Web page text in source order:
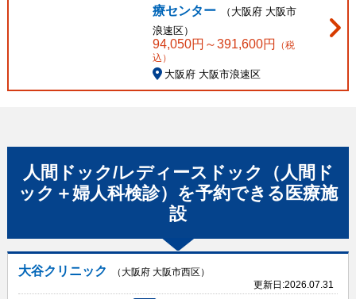
療センター
（ 大阪府 大阪市
浪速区）
94,050円～391,600円
（税
込）
大阪府 大阪市浪速区
人間ドック/レディースドック（人間ド
ック＋婦人科検診） を予約できる 医療施
設
大谷クリニック
（大阪府 大阪市西区）
更新日:2026.07.31